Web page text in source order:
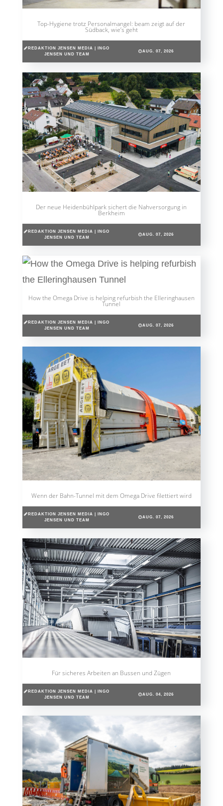
Top-Hygiene trotz Personalmangel: beam zeigt auf der
Südback, wie’s geht
REDAKTION JENSEN MEDIA | INGO
JENSEN UND TEAM
AUG. 07, 2026
Der neue Heidenbühlpark sichert die Nahversorgung in
Berkheim
REDAKTION JENSEN MEDIA | INGO
JENSEN UND TEAM
AUG. 07, 2026
How the Omega Drive is helping refurbish the Elleringhausen
Tunnel
REDAKTION JENSEN MEDIA | INGO
JENSEN UND TEAM
AUG. 07, 2026
Wenn der Bahn-Tunnel mit dem Omega Drive filettiert wird
REDAKTION JENSEN MEDIA | INGO
JENSEN UND TEAM
AUG. 07, 2026
Für sicheres Arbeiten an Bussen und Zügen
REDAKTION JENSEN MEDIA | INGO
JENSEN UND TEAM
AUG. 04, 2026